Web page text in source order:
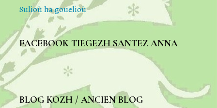
Sulioù ha gouelioù
FACEBOOK TIEGEZH SANTEZ ANNA
BLOG KOZH / ANCIEN BLOG